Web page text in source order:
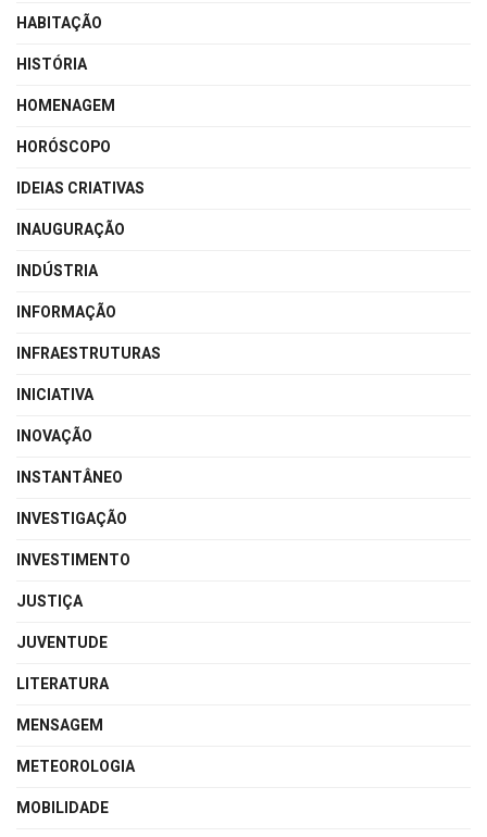
HABITAÇÃO
HISTÓRIA
HOMENAGEM
HORÓSCOPO
IDEIAS CRIATIVAS
INAUGURAÇÃO
INDÚSTRIA
INFORMAÇÃO
INFRAESTRUTURAS
INICIATIVA
INOVAÇÃO
INSTANTÂNEO
INVESTIGAÇÃO
INVESTIMENTO
JUSTIÇA
JUVENTUDE
LITERATURA
MENSAGEM
METEOROLOGIA
MOBILIDADE